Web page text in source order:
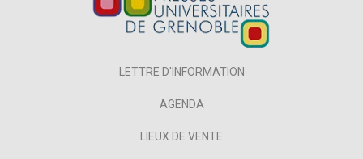
LETTRE D'INFORMATION
AGENDA
LIEUX DE VENTE